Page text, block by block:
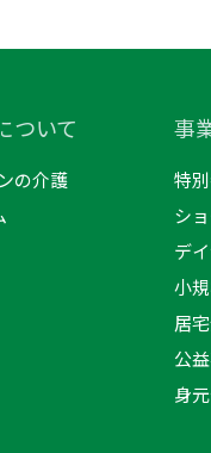
ついて
の介護
事
特
シ
デ
小
居
公
身